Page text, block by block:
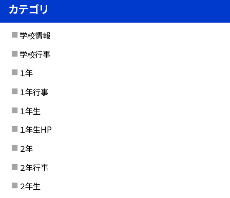
カテゴリ
学校情報
学校行事
１年
１年行事
１年生
１年生HP
２年
２年行事
２年生